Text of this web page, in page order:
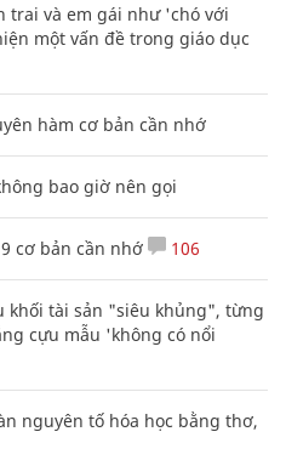
trai và em gái như 'chó với
một vấn đề trong giáo dục
hàm cơ bản cần nhớ
bao giờ nên gọi
cơ bản cần nhớ 106
khối tài sản "siêu khủng", từng
cựu mẫu 'không có nổi
nguyên tố hóa học bằng thơ,